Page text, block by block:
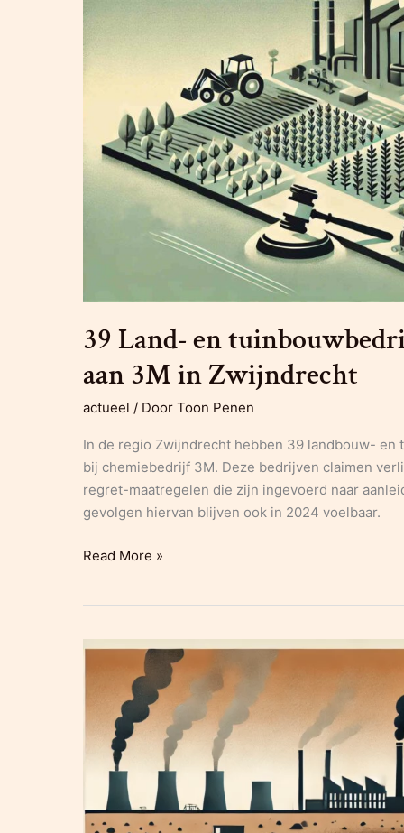
39 Land- en
aan 3M in Zwijndrecht
actueel / Door Toon Penen
In de regio Zwijndrecht hebben 39 landbouw-
bij chemiebedrijf 3M. Deze bedrijven claimen
regret-maatregelen die zijn ingevoerd naar
gevolgen hiervan blijven ook in 2024 voelbaar.
39
richten
in
Zwijndrecht
Read More »